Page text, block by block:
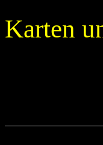
Karten